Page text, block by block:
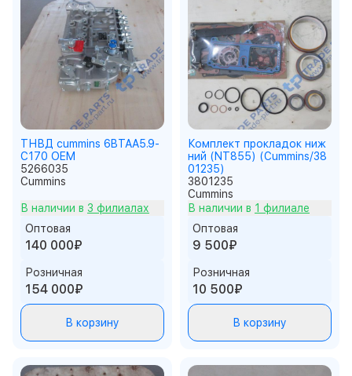
ТНВД cummins 6BTAA5.9-
C170 OEM
5266035
Cummins
В наличии в 3 филиалах
Оптовая
140 000₽
Розничная
154 000₽
В корзину
Комплект прокладок ниж
ний (NT855) (Cummins/38
01235)
3801235
Cummins
В наличии в 1 филиале
Оптовая
9 500₽
Розничная
10 500₽
В корзину